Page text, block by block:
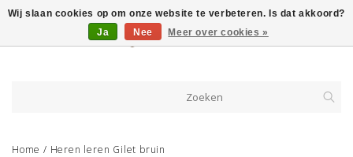
Home / Heren leren Gilet bruin
Wij slaan cookies op om onze website te verbeteren. Is dat akkoord?
Ja
Nee Meer over cookies »